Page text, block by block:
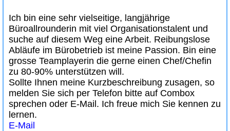
Ich bin eine sehr vielseitige, langjährige
Büroallrounderin mit viel Organisationstalent und
suche auf diesem Weg eine Arbeit. Reibungslose
Abläufe im Bürobetrieb ist meine Passion. Bin eine
grosse Teamplayerin die gerne einen Chef/Chefin
zu 80-90% unterstützen will.
Sollte Ihnen meine Kurzbeschreibung zusagen, so
melden Sie sich per Telefon bitte auf Combox
sprechen oder E-Mail. Ich freue mich Sie kennen zu
lernen.
E-Mail